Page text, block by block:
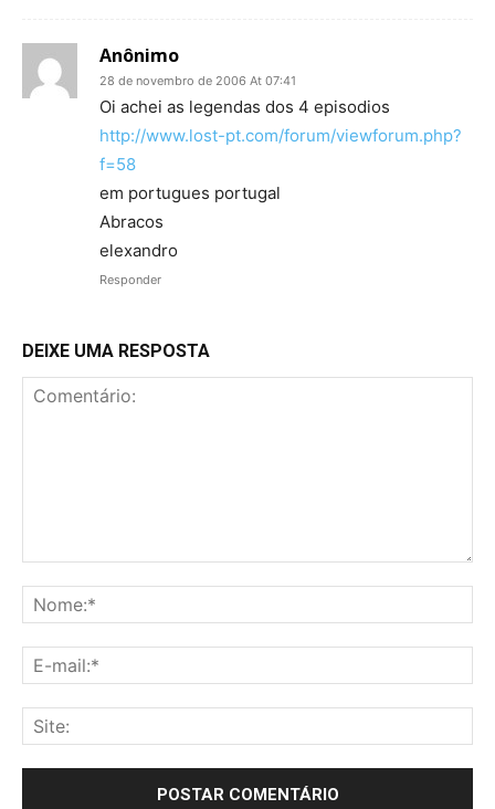
Anônimo
28 de novembro de 2006 At 07:41
Oi achei as legendas dos 4 episodios
http://www.lost-pt.com/forum/viewforum.php?
f=58
em portugues portugal
Abracos
elexandro
Responder
DEIXE UMA RESPOSTA